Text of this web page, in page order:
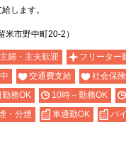
します。
市野中町20-2）
主婦・主夫歓迎 フリーター
交通費支給 社会保
務OK 10時～勤務OK
・分煙 車通勤OK バ